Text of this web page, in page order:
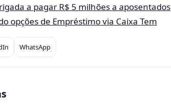
a pagar R$ 5 milhões a aposentados
opções de Empréstimo via Caixa Tem
WhatsApp